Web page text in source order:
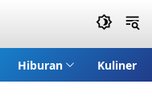
Hiburan Kuliner